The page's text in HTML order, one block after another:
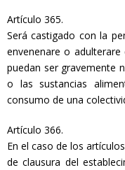
Artículo 365.
Será castigado con la
envenenare o
puedan ser gravemente
o las sustancias
consumo de una
Artículo 366.
En el caso de los
de clausura del